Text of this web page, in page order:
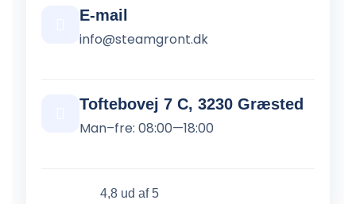
E-mail
info@steamgront.dk
Toftebovej 7 C, 3230 Græsted
Man–fre: 08:00—18:00
4,8 ud af 5